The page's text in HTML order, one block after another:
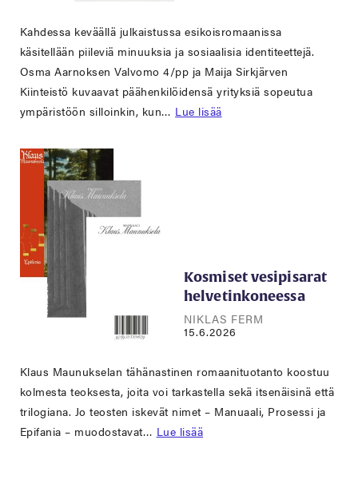
Kahdessa keväällä julkaistussa esikoisromaanissa
käsitellään piileviä minuuksia ja sosiaalisia identiteettejä.
Osma Aarnoksen Valvomo 4/pp ja Maija Sirkjärven
Kiinteistö kuvaavat päähenkilöidensä yrityksiä sopeutua
ympäristöön silloinkin, kun… Lue lisää
Kosmiset vesipisarat
helvetinkoneessa
NIKLAS FERM
15.6.2026
Klaus Maunukselan tähänastinen romaanituotanto koostuu
kolmesta teoksesta, joita voi tarkastella sekä itsenäisinä että
trilogiana. Jo teosten iskevät nimet – Manuaali, Prosessi ja
Epifania – muodostavat… Lue lisää